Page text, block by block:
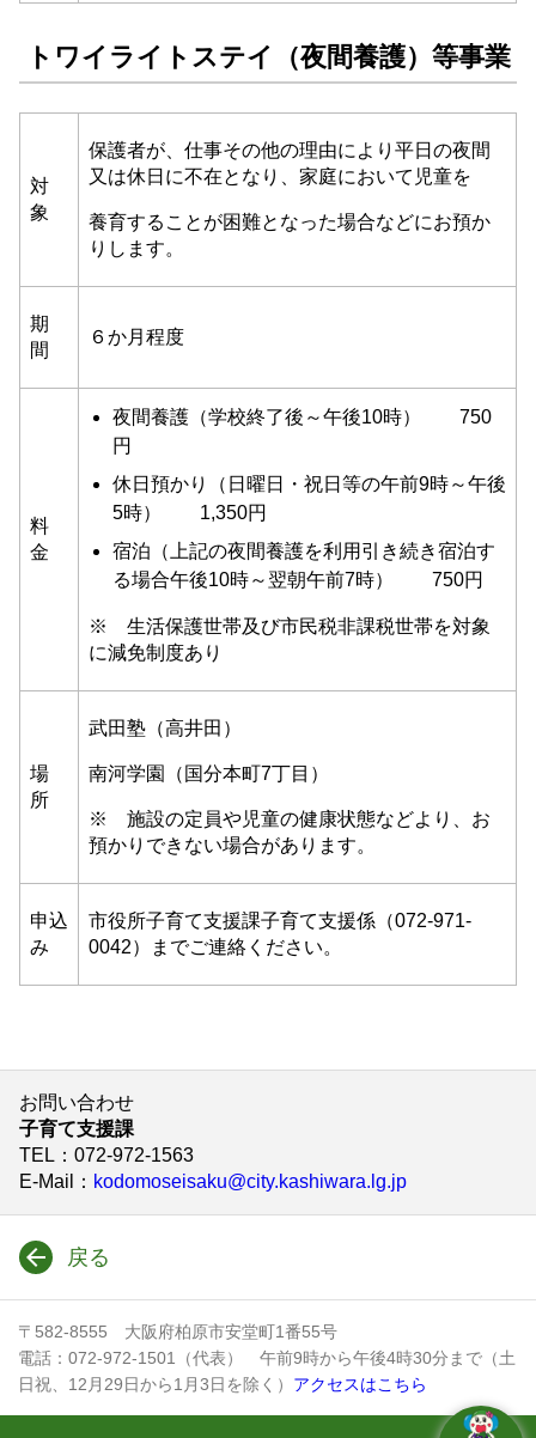
トワイライトステイ（夜間養護）等事業
対
象
保護者が、仕事その他の理由により平日の夜間
又は休日に不在となり、家庭において児童を
養育することが困難となった場合などにお預か
りします。
期
間
６か月程度
料
金
夜間養護（学校終了後～午後10時） 750
円
休日預かり（日曜日・祝日等の午前9時～午後
5時） 1,350円
宿泊（上記の夜間養護を利用引き続き宿泊す
る場合午後10時～翌朝午前7時） 750円
※ 生活保護世帯及び市民税非課税世帯を対象
に減免制度あり
場
所
武田塾（高井田）
南河学園（国分本町7丁目）
※ 施設の定員や児童の健康状態などより、お
預かりできない場合があります。
申込
み
市役所子育て支援課子育て支援係（072-971-
0042）までご連絡ください。
お問い合わせ
子育て支援課
TEL ：072-972-1563
E-Mail
： kodomoseisaku@city.kashiwara.lg.jp
戻る
〒582-8555 大阪府柏原市安堂町1番55号
電話：072-972-1501（代表） 午前9時から午後4時30分まで（土
日祝、12月29日から1月3日を除く） アクセスはこちら